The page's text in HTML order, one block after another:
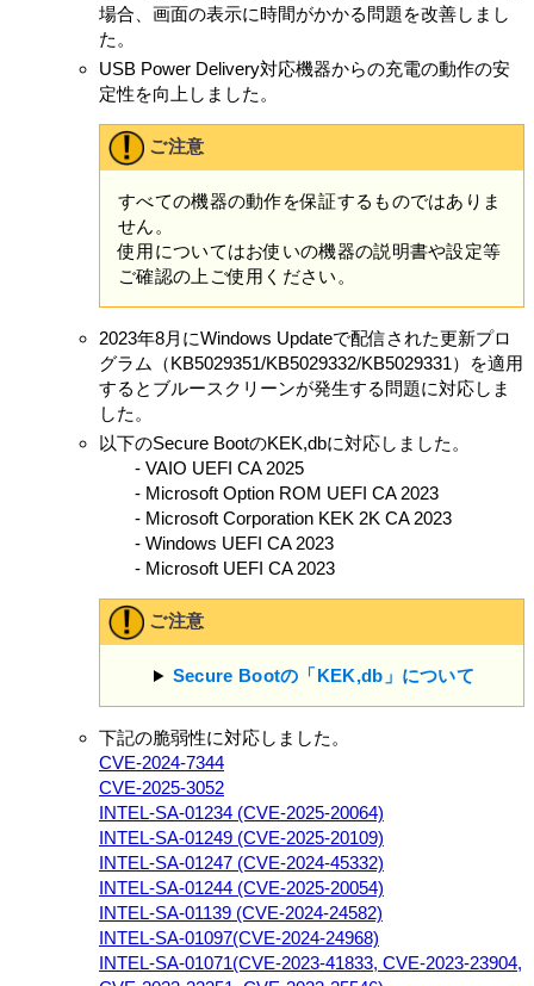
場合、画面の表示に時間がかかる問題を改善しまし
た。
USB Power Delivery対応機器からの充電の動作の安
定性を向上しました。
ご注意
すべての機器の動作を保証するものではありま
せん。
使用についてはお使いの機器の説明書や設定等
ご確認の上ご使用ください。
2023年8月にWindows Updateで配信された更新プロ
グラム（KB5029351/KB5029332/KB5029331）を適用
するとブルースクリーンが発生する問題に対応しま
した。
以下のSecure BootのKEK,dbに対応しました。
- VAIO UEFI CA 2025
- Microsoft Option ROM UEFI CA 2023
- Microsoft Corporation KEK 2K CA 2023
- Windows UEFI CA 2023
- Microsoft UEFI CA 2023
ご注意
Secure Bootの「KEK,db」について
下記の脆弱性に対応しました。
CVE-2024-7344
CVE-2025-3052
INTEL-SA-01234 (CVE-2025-20064)
INTEL-SA-01249 (CVE-2025-20109)
INTEL-SA-01247 (CVE-2024-45332)
INTEL-SA-01244 (CVE-2025-20054)
INTEL-SA-01139 (CVE-2024-24582)
INTEL-SA-01097(CVE-2024-24968)
INTEL-SA-01071(CVE-2023-41833, CVE-2023-23904,